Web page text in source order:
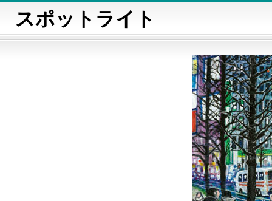
スポットライト